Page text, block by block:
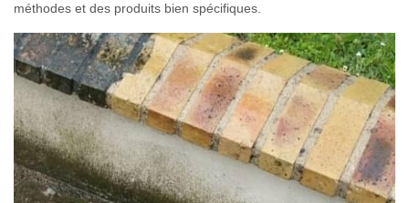
méthodes et des produits bien spécifiques.